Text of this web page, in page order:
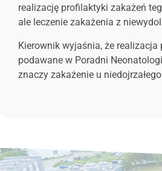
realizację profilaktyki zakażeń
ale leczenie zakażenia z
Kierownik wyjaśnia, że
podawane w Poradni
znaczy zakażenie u